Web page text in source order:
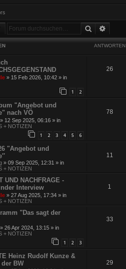
Suche
ANTWORTEN
» 15 Feb 2026, 10:42 » in
1 2
26
"Angebot und
nach VÖ
» 12 Sep 2025, 06:16 » in
+ NOTIZEN
1 2 3 4 5 6
78
"Angebot und
» 09 Sep 2025, 12:31 » in
+ NOTIZEN
11
UND NACHFRAGE -
Interview
» 27 Aug 2025, 17:34 » in
+ NOTIZEN
1
"Das sagt der
» 26 Apr 2024, 13:15 » in
+ NOTIZEN
1 2 3
33
Heinz Rudolf Kunze &
BW
29